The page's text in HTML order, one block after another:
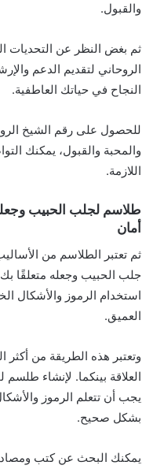
والقبول.
ثم بغض النظر عن التحديات
الروحاني لتقديم الدعم
النجاح في حياتك العاطفية.
للحصول على رقم الشيخ
والمحبة والقبول، يمكنك
اللازمة.
طلاسم لجلب الحبيب
أمان
ثم تعتبر الطلاسم من
جلب الحبيب وجعله متعلقًا
استخدام الرموز والأشكال
العميق.
وتعتبر هذه الطريقة من
العلاقة بينكما. لإنشاء
يجب أن تتعلم الرموز
بشكل صحيح.
يمكنك البحث عن كتب ومصادر